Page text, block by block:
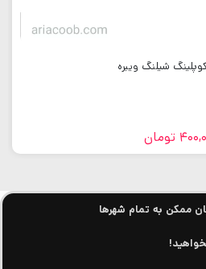
شیلنگ ویبره
تومان
ممکن به تمام شهرها